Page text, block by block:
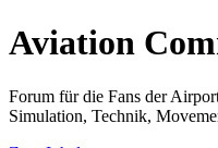
Aviation
Forum für die Fans der
Simulation, Technik,